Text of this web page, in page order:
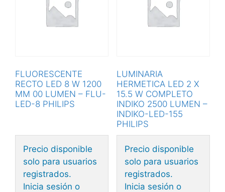
FLUORESCENTE
RECTO LED 8 W 1200
MM 00 LUMEN – FLU-
LED-8 PHILIPS
Precio disponible
solo para usuarios
registrados.
Inicia sesión o
LUMINARIA
HERMETICA LED 2 X
15.5 W COMPLETO
INDIKO 2500 LUMEN –
INDIKO-LED-155
PHILIPS
Precio disponible
solo para usuarios
registrados.
Inicia sesión o